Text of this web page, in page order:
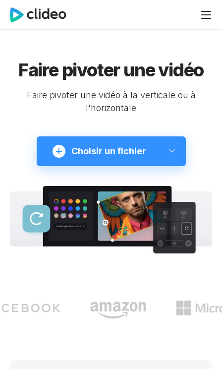
Faire pivoter une vidéo
Faire pivoter une vidéo à la verticale ou à
l'horizontale
Choisir un fichier